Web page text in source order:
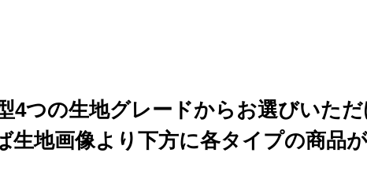
4つの生地グレードからお選びいた
生地画像より下方に各タイプの商品が